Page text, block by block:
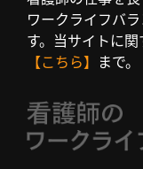
ワークライフバ
す。当サイトに
【こちら】 まで。